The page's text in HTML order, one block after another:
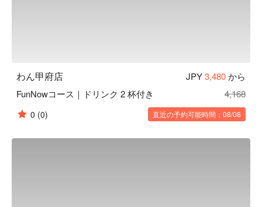
わん甲府店 JPY3,480から
FunNowコース｜ドリンク 2 杯付き
4,168
0 (0) 直近の予約可能時間：08/08